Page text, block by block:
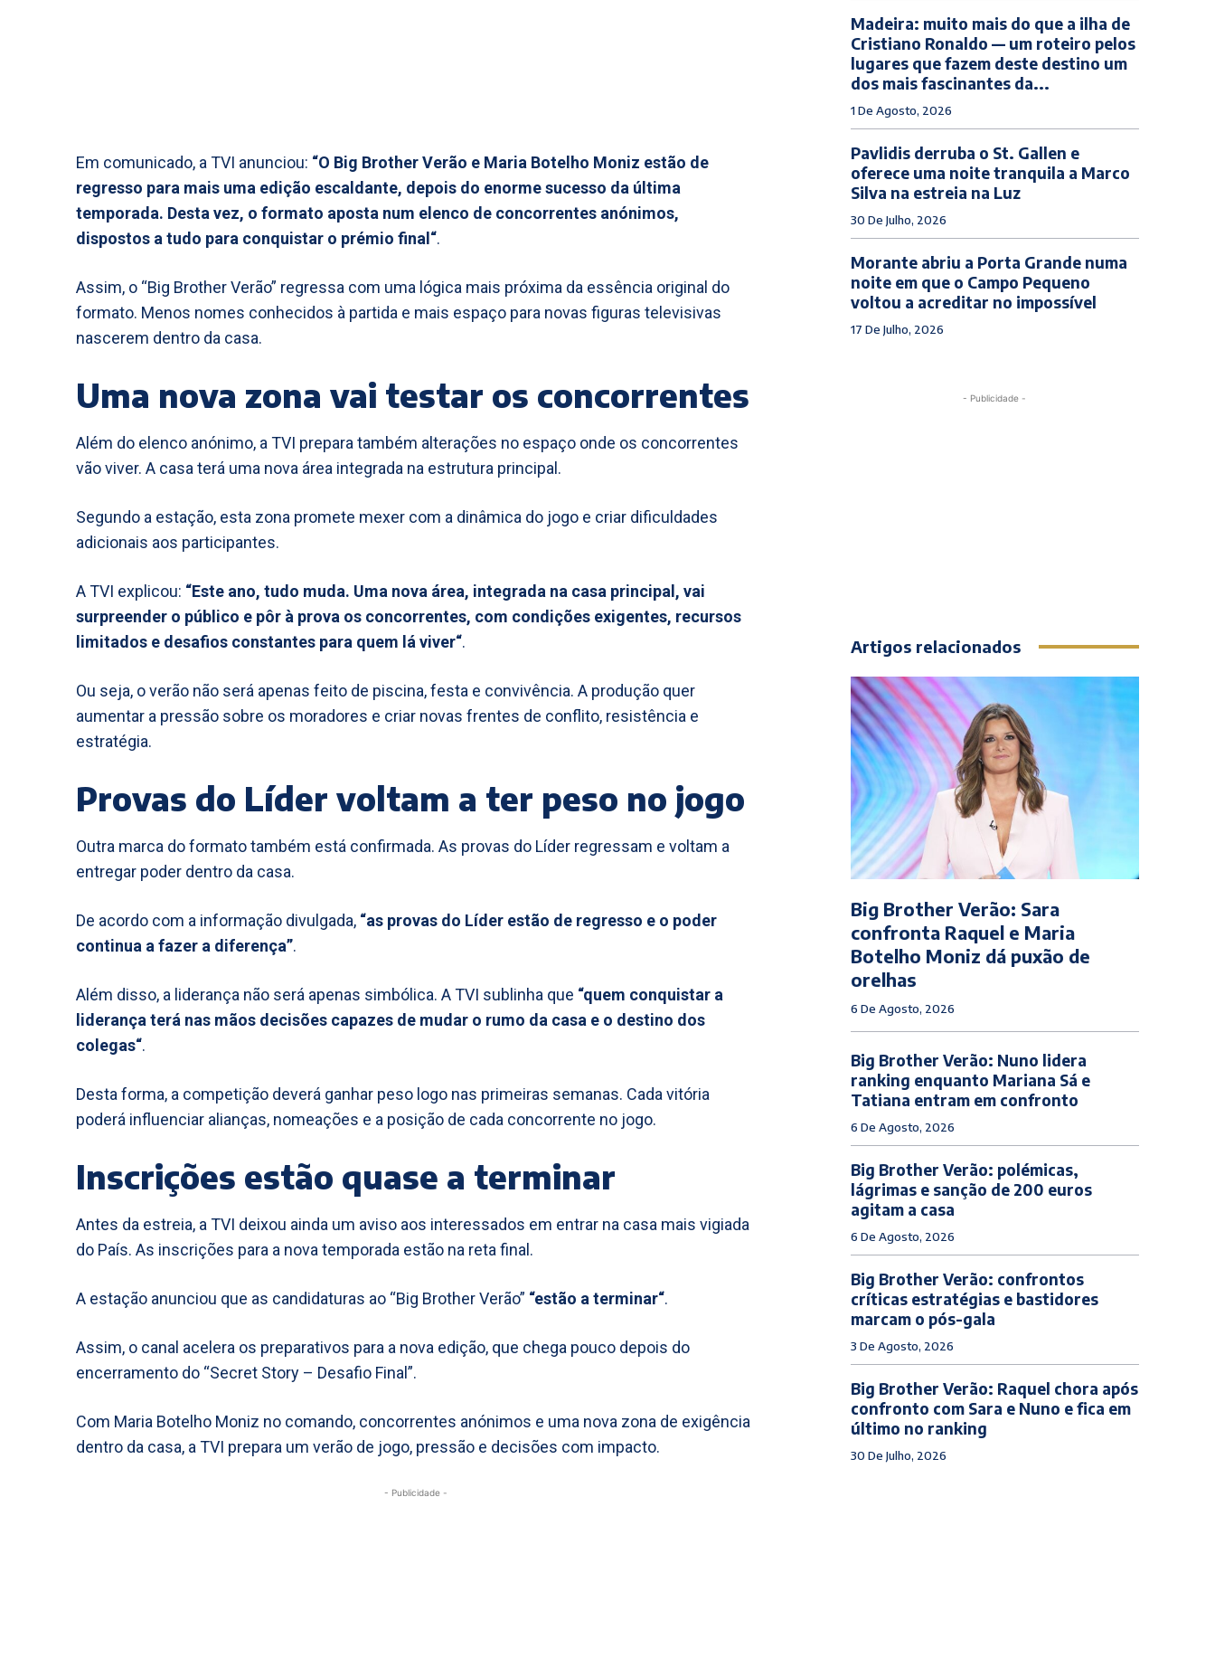
Em comunicado, a TVI anunciou: “O Big Brother Verão e Maria Botelho Moniz estão de
regresso para mais uma edição escaldante, depois do enorme sucesso da última
temporada. Desta vez, o formato aposta num elenco de concorrentes anónimos,
dispostos a tudo para conquistar o prémio final“.
Assim, o “Big Brother Verão” regressa com uma lógica mais próxima da essência original do
formato. Menos nomes conhecidos à partida e mais espaço para novas figuras televisivas
nascerem dentro da casa.
Uma nova zona vai testar os concorrentes
Além do elenco anónimo, a TVI prepara também alterações no espaço onde os concorrentes
vão viver. A casa terá uma nova área integrada na estrutura principal.
Segundo a estação, esta zona promete mexer com a dinâmica do jogo e criar dificuldades
adicionais aos participantes.
A TVI explicou: “Este ano, tudo muda. Uma nova área, integrada na casa principal, vai
surpreender o público e pôr à prova os concorrentes, com condições exigentes, recursos
limitados e desafios constantes para quem lá viver“.
Ou seja, o verão não será apenas feito de piscina, festa e convivência. A produção quer
aumentar a pressão sobre os moradores e criar novas frentes de conflito, resistência e
estratégia.
Provas do Líder voltam a ter peso no jogo
Outra marca do formato também está confirmada. As provas do Líder regressam e voltam a
entregar poder dentro da casa.
De acordo com a informação divulgada, “as provas do Líder estão de regresso e o poder
continua a fazer a diferença”.
Além disso, a liderança não será apenas simbólica. A TVI sublinha que “quem conquistar a
liderança terá nas mãos decisões capazes de mudar o rumo da casa e o destino dos
colegas“.
Desta forma, a competição deverá ganhar peso logo nas primeiras semanas. Cada vitória
poderá influenciar alianças, nomeações e a posição de cada concorrente no jogo.
Inscrições estão quase a terminar
Antes da estreia, a TVI deixou ainda um aviso aos interessados em entrar na casa mais vigiada
do País. As inscrições para a nova temporada estão na reta final.
A estação anunciou que as candidaturas ao “Big Brother Verão” “estão a terminar“.
Assim, o canal acelera os preparativos para a nova edição, que chega pouco depois do
encerramento do “Secret Story – Desafio Final”.
Com Maria Botelho Moniz no comando, concorrentes anónimos e uma nova zona de exigência
dentro da casa, a TVI prepara um verão de jogo, pressão e decisões com impacto.
- Publicidade -
Madeira: muito mais do que a ilha de
Cristiano Ronaldo — um roteiro pelos
lugares que fazem deste destino um
dos mais fascinantes da...
1 De Agosto, 2026
Pavlidis derruba o St. Gallen e
oferece uma noite tranquila a Marco
Silva na estreia na Luz
30 De Julho, 2026
Morante abriu a Porta Grande numa
noite em que o Campo Pequeno
voltou a acreditar no impossível
17 De Julho, 2026
- Publicidade -
Artigos relacionados
Big Brother Verão: Sara
confronta Raquel e Maria
Botelho Moniz dá puxão de
orelhas
6 De Agosto, 2026
Big Brother Verão: Nuno lidera
ranking enquanto Mariana Sá e
Tatiana entram em confronto
6 De Agosto, 2026
Big Brother Verão: polémicas,
lágrimas e sanção de 200 euros
agitam a casa
6 De Agosto, 2026
Big Brother Verão: confrontos
críticas estratégias e bastidores
marcam o pós-gala
3 De Agosto, 2026
Big Brother Verão: Raquel chora após
confronto com Sara e Nuno e fica em
último no ranking
30 De Julho, 2026